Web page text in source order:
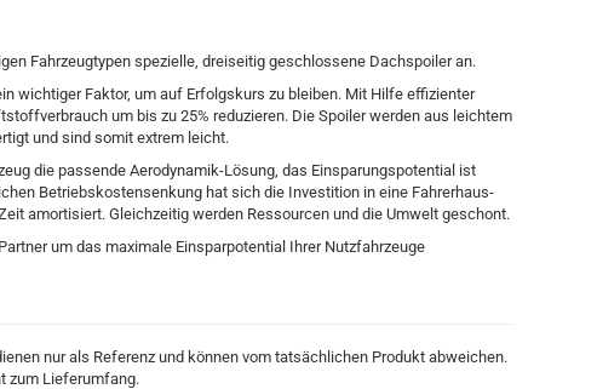
Fahrzeugtypen spezielle, dreiseitig geschlossene Dachspoiler an.
wichtiger Faktor, um auf Erfolgskurs zu bleiben. Mit Hilfe effizienter
um bis zu 25% reduzieren. Die Spoiler werden aus leichtem
und sind somit extrem leicht.
die passende Aerodynamik-Lösung, das Einsparungspotential ist
Betriebskostensenkung hat sich die Investition in eine Fahrerhaus-
amortisiert. Gleichzeitig werden Ressourcen und die Umwelt geschont.
um das maximale Einsparpotential Ihrer Nutzfahrzeuge
nur als Referenz und können vom tatsächlichen Produkt abweichen.
zum Lieferumfang.